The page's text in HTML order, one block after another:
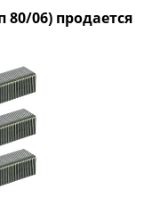
80/06) продается